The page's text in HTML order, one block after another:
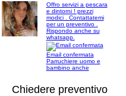
Offro servizi a pescara
e dintorni ! prezzi
modici . Contattatemi
per un preventivo .
Rispondo anche su
whatsapp.
Chiedere preventivo
Email confermata
Parruchiere uomo e
bambino anche